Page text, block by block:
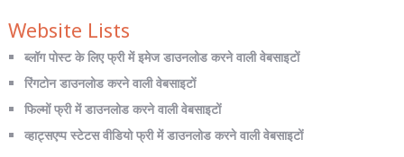
Website Lists
ब्लॉग पोस्ट के लिए फ्री में इमेज डाउनलोड करने वाली वेबसाइटों
रिंगटोन डाउनलोड करने वाली वेबसाइटों
फिल्मों फ्री में डाउनलोड करने वाली वेबसाइटों
व्हाट्सएप्प स्टेटस वीडियो फ्री में डाउनलोड करने वाली वेबसाइटों